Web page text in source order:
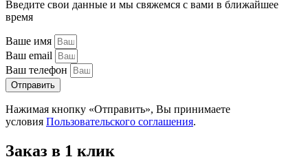
Введите свои данные и мы свяжемся с вами в ближайшее
время
Ваше имя
Ваш email
Ваш телефон
Отправить
Нажимая кнопку «Отправить», Вы принимаете
условия Пользовательского соглашения.
Заказ в 1 клик